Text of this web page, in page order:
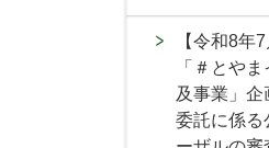
【令和8年
「＃とや
及事業」
委託に係る